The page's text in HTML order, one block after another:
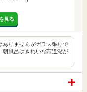
見る
ありませんがガラス張りで
朝風呂はきれいな宍道湖が